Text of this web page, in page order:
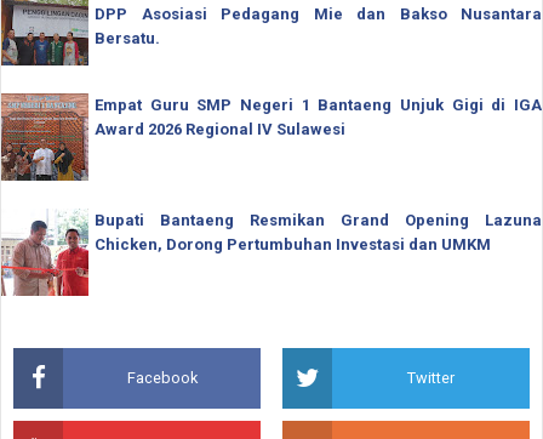
DPP Asosiasi Pedagang Mie dan Bakso Nusantara
Bersatu.
Empat Guru SMP Negeri 1 Bantaeng Unjuk Gigi di IGA
Award 2026 Regional IV Sulawesi
Bupati Bantaeng Resmikan Grand Opening Lazuna
Chicken, Dorong Pertumbuhan Investasi dan UMKM
Facebook Twitter